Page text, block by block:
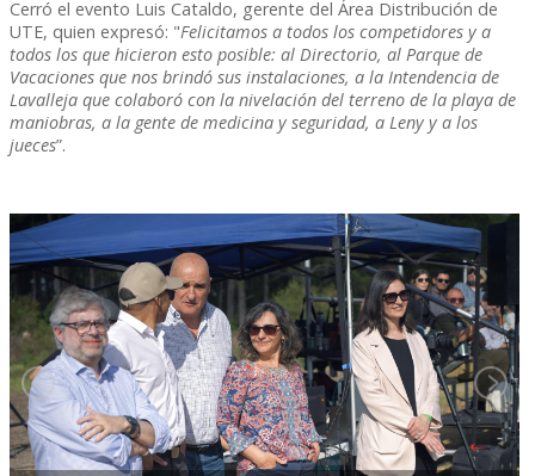
Cerró el evento Luis Cataldo, gerente del Área Distribución de
UTE, quien expresó: "Felicitamos a todos los competidores y a
todos los que hicieron esto posible: al Directorio, al Parque de
Vacaciones que nos brindó sus instalaciones, a la Intendencia de
Lavalleja que colaboró con la nivelación del terreno de la playa de
maniobras, a la gente de medicina y seguridad, a Leny y a los
jueces”.